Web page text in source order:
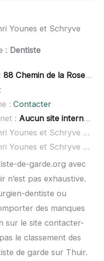
Younes et Schryve
: Dentiste
88 Chemin de la Roseraie, 66000 Perpignan
: Contacter
: Aucun site internet connu
Fassi-Fehri Younes et Schryve Clément à domicile :
Fassi-Fehri Younes et Schryve Clément ouvert dimanche :
de-garde.org avec
n’est pas exhaustive.
dentiste ou
des manques
sur le site contacter-
le classement des
de garde sur Thuir.